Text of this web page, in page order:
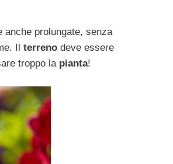
anche prolungate, senza
Il terrenodeve essere
troppo la pianta!